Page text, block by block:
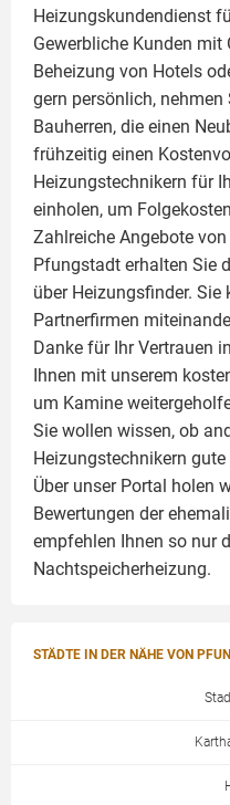
Heizungskundendienst
Gewerbliche Kunden
Beheizung von Hotels
gern persönlich,
Bauherren, die einen
frühzeitig einen
Heizungstechnikern für
einholen, um
Zahlreiche Angebote
Pfungstadt erhalten Sie
über Heizungsfinder.
Partnerfirmen
Danke für Ihr Vertrauen
Ihnen mit unserem
um Kamine
Sie wollen wissen, ob
Heizungstechnikern
Über unser Portal holen
Bewertungen der
empfehlen Ihnen so nur
Nachtspeicherheizung.
STÄDTE IN DER NÄHE VON